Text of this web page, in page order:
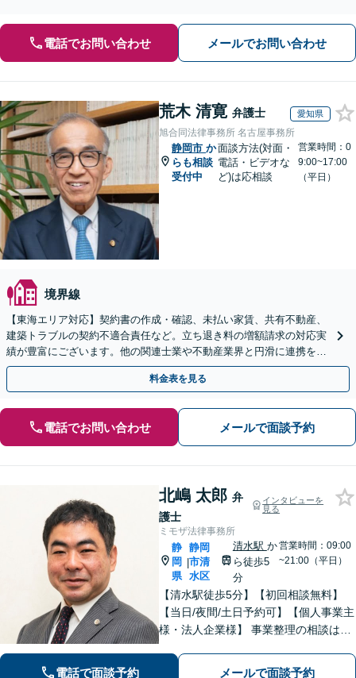
電話でお問い合わせ メールでお問い合わせ
荒木 清寛 弁護士 愛知県
旭合同法律事務所 名古屋事務所
静岡市 か
らも相談
受付中
面談方法(対面・
電話・ビデオな
ど)は応相談
営業時間：0
9:00~17:00
（平日）
境界線
【東海エリア対応】契約書の作成・確認、未払い家賃、共有不動産、
建築トラブルの契約不適合責任など。立ち退き料の増額請求の対応実
績が豊富にございます。他の関連士業や不動産業界と円滑に連携を行
い、正確に手続きを進めてまいります。【初回面談無料】
料金表を見る
電話でお問い合わせ メールで面談予約
北嶋 太郎 弁
護士
インタビューを
見る
ミモザ法律事務所
静
岡
県
|
静岡
市清
水区
清水駅 か
ら徒歩5
分
営業時間：09:00
~21:00（平日）
【清水駅徒歩5分】【初回相談無料】
【当日/夜間/土日予約可】【個人事業主
様・法人企業様】 事業整理の相談はお
不倫慰謝料・交通事故・借金・刑事事
電話で面談予約 メールで面談予約